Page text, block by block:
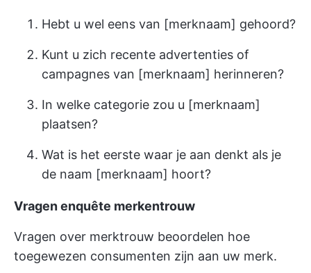
Hebt u wel eens van [merknaam] gehoord?
Kunt u zich recente advertenties of
campagnes van [merknaam] herinneren?
In welke categorie zou u [merknaam]
plaatsen?
Wat is het eerste waar je aan denkt als je
de naam [merknaam] hoort?
Vragen enquête merkentrouw
Vragen over merktrouw beoordelen hoe
toegewezen consumenten zijn aan uw merk.